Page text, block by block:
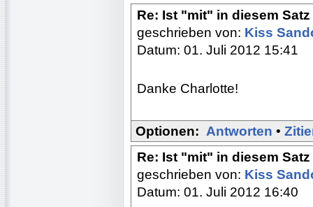
Re: Ist "mit" in diesem
geschrieben von: Kiss
Datum: 01. Juli 2012 15:41
Danke Charlotte!
Optionen: Antworten •
Re: Ist "mit" in diesem
geschrieben von: Kiss
Datum: 01. Juli 2012 16:40